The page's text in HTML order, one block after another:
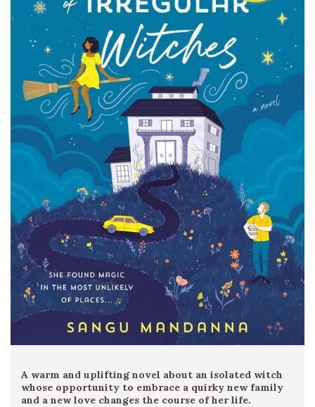
A warm and uplifting novel about an isolated witch
whose opportunity to embrace a quirky new family
and a new love changes the course of her life.